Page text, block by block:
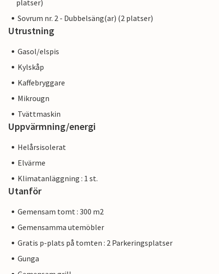
platser)
Sovrum nr. 2 - Dubbelsäng(ar) (2 platser)
Utrustning
Gasol/elspis
Kylskåp
Kaffebryggare
Mikrougn
Tvättmaskin
Uppvärmning/energi
Helårsisolerat
Elvärme
Klimatanläggning : 1 st.
Utanför
Gemensam tomt : 300 m2
Gemensamma utemöbler
Gratis p-plats på tomten : 2 Parkeringsplatser
Gunga